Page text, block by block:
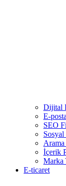
Dijital
E-
SEO
Sosyal
Arama
İçerik
Marka
E-ticaret